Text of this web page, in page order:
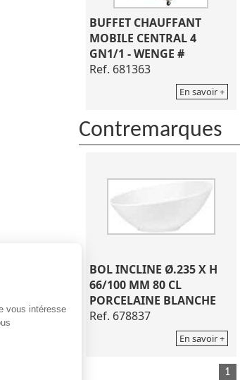
pendant
BUFFET CHAUFFANT
MOBILE CENTRAL 4
GN1/1 - WENGE #
Ref. 681363
En savoir +
Contremarques
BOL INCLINE Ø.235 X H
66/100 MM 80 CL
PORCELAINE BLANCHE
Ref. 678837
En savoir +
1